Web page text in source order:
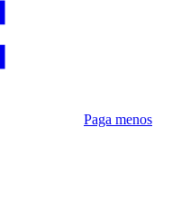
Paga menos